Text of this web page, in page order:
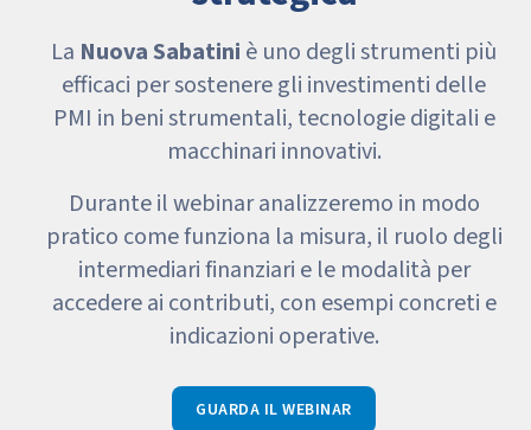
La Nuova Sabatini è uno degli strumenti più
efficaci per sostenere gli investimenti delle
PMI in beni strumentali, tecnologie digitali e
macchinari innovativi.
Durante il webinar analizzeremo in modo
pratico come funziona la misura, il ruolo degli
intermediari finanziari e le modalità per
accedere ai contributi, con esempi concreti e
indicazioni operative.
GUARDA IL WEBINAR